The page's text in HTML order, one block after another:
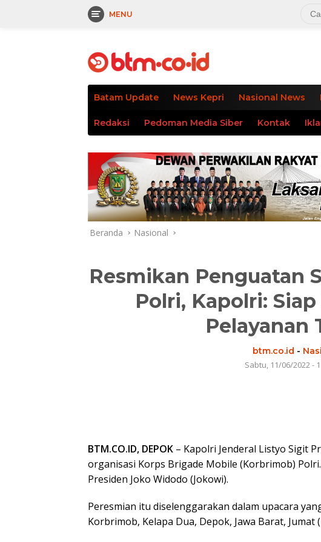
MENU
Batam Update News Kepri Nasional News
Redaksi Pedoman Media Siber Kontak
Beranda Nasional
Resmikan Penguatan
Polri, Kapolri:
Pelayanan
btm.co.id -
Sabtu, 11/06/2022 -
BTM.CO.ID, DEPOK – Kapolri Jenderal Listyo Sigit
organisasi Korps Brigade Mobile (Korbrimob)
Presiden Joko Widodo (Jokowi).
Peresmian itu diselenggarakan dalam upacara
Korbrimob, Kelapa Dua, Depok, Jawa Barat, Jumat